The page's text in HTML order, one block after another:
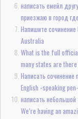
написать емейл
приезжаю в город
Напишите
Australia
What is the full
many states are
Написать
English -speaking
написать
We’re having an